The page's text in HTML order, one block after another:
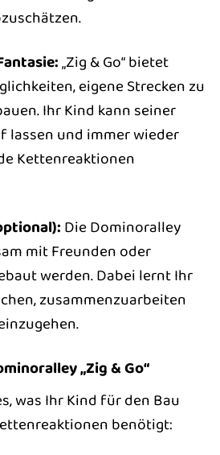
„Zig & Go“ bietet
eigene Strecken zu
Ihr Kind kann seiner
lassen und immer wieder
Kettenreaktionen
Die Dominoralley
mit Freunden oder
werden. Dabei lernt Ihr
zusammenzuarbeiten
„Zig & Go“
was Ihr Kind für den Bau
benötigt: